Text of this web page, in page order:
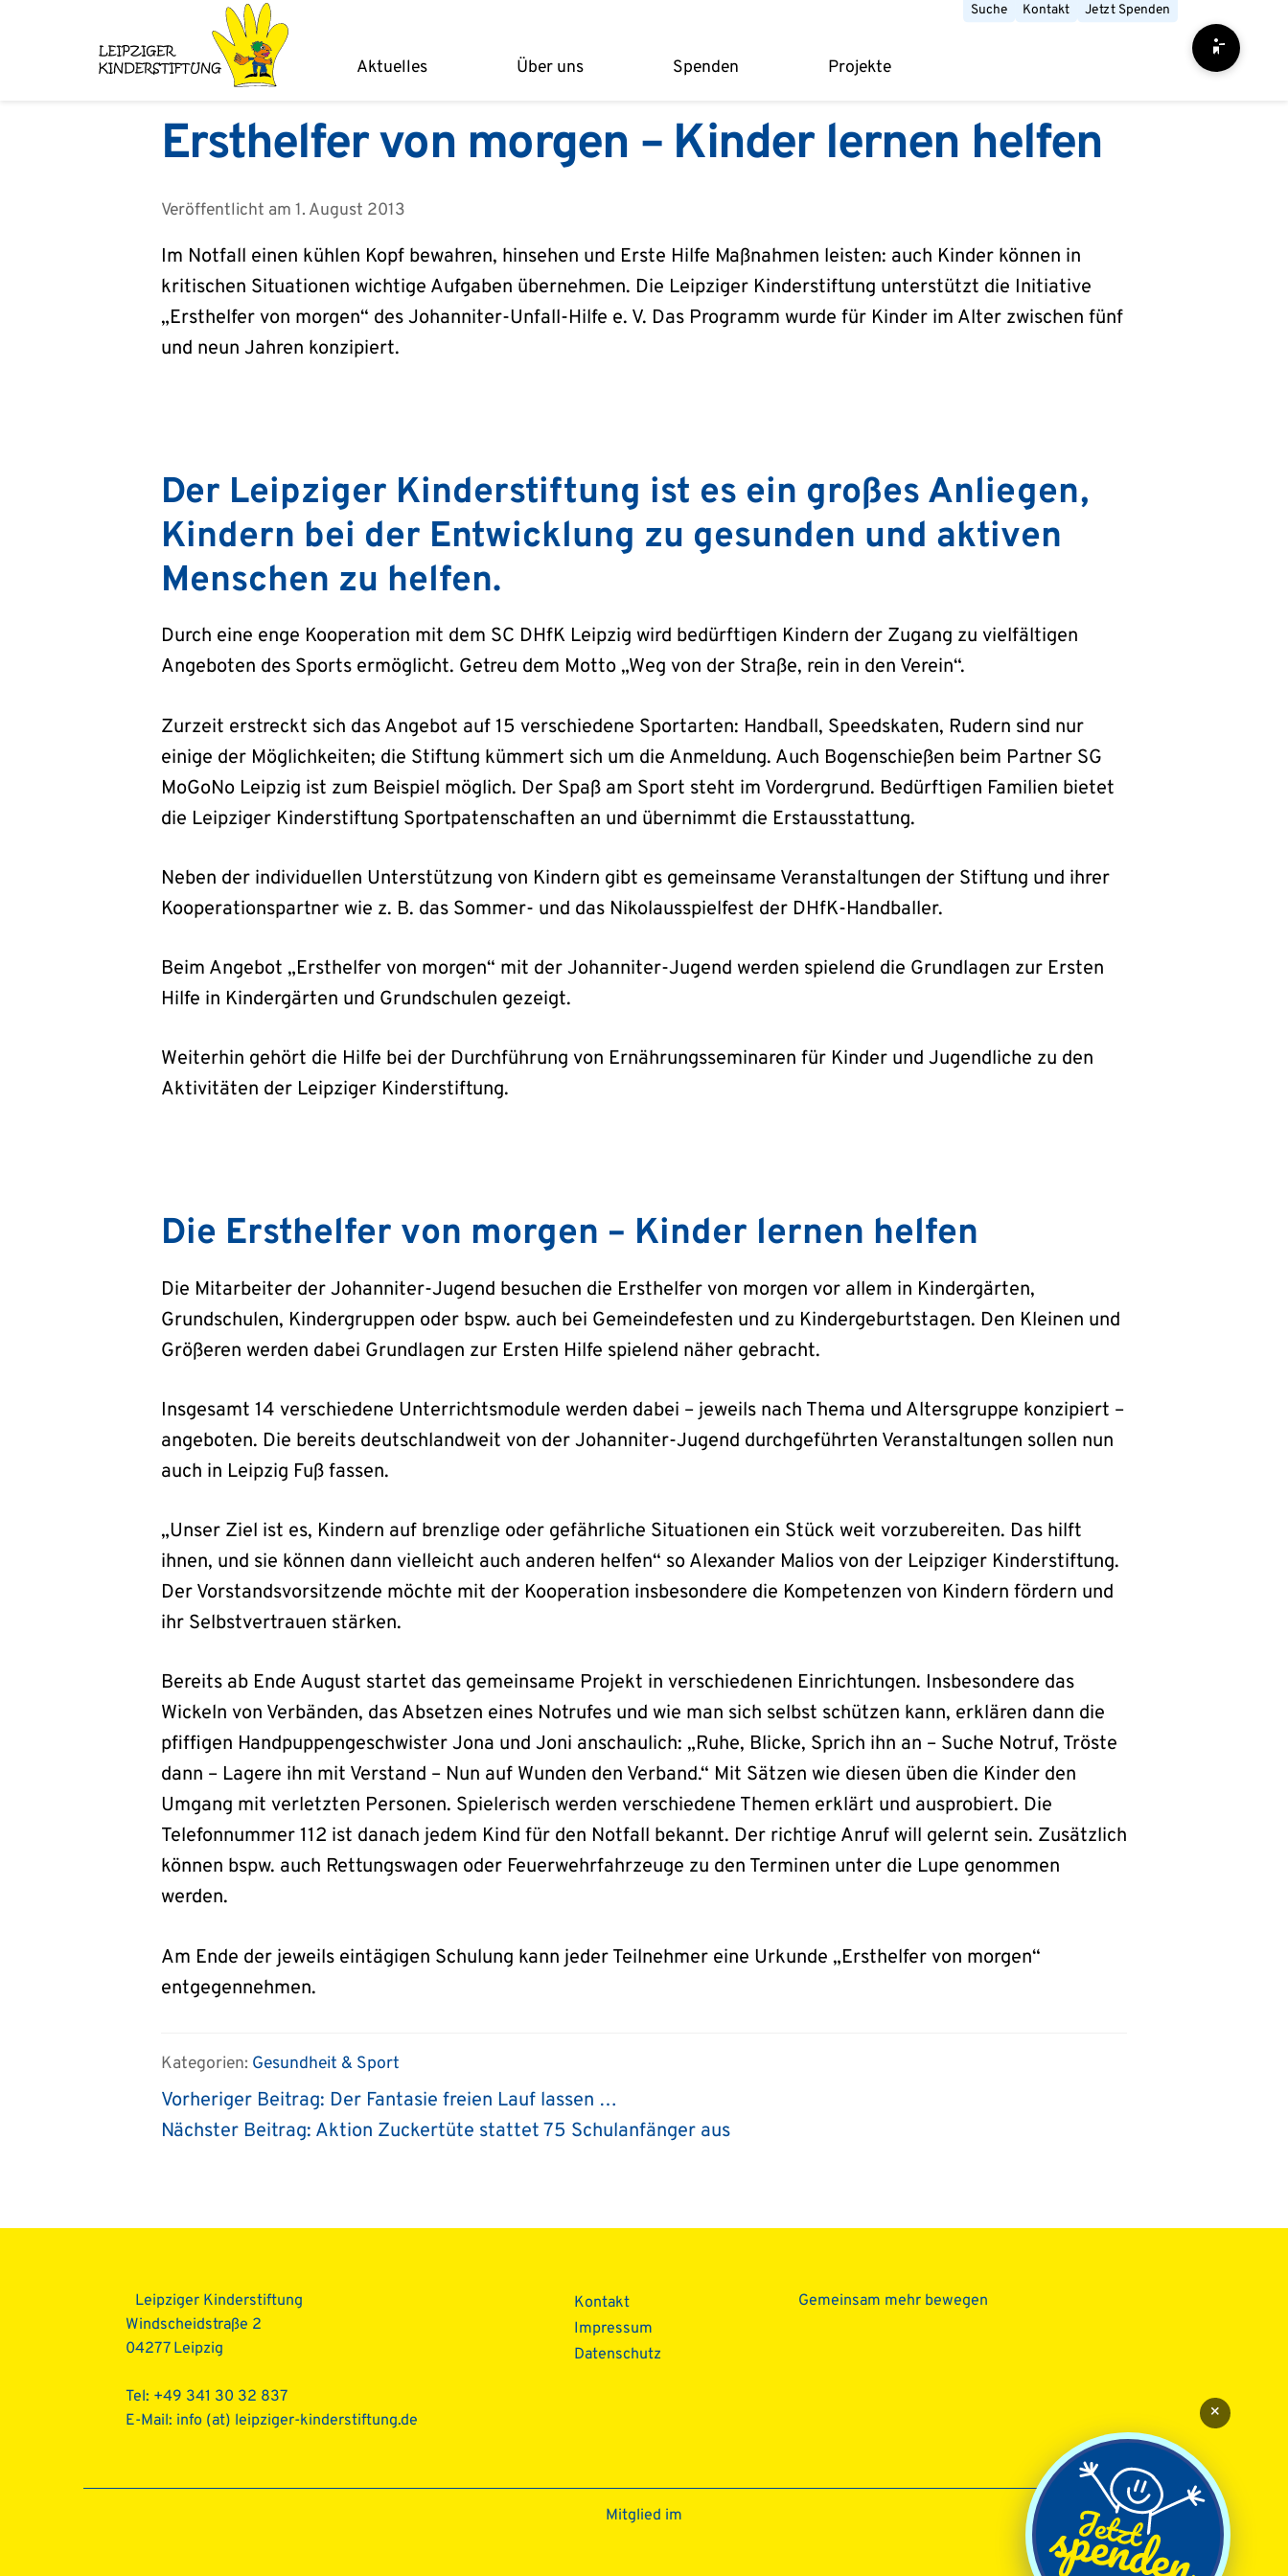
Suche Kontakt Jetzt Spenden
Aktuelles Über uns Spenden Projekte
Ersthelfer von morgen – Kinder lernen helfen
Veröffentlicht am 1. August 2013
Im Notfall einen kühlen Kopf bewahren, hinsehen und Erste Hilfe Maßnahmen leisten: auch Kinder können in
kritischen Situationen wichtige Aufgaben übernehmen. Die Leipziger Kinderstiftung unterstützt die Initiative
„Ersthelfer von morgen“ des Johanniter-Unfall-Hilfe e. V. Das Programm wurde für Kinder im Alter zwischen fünf
und neun Jahren konzipiert.
Der Leipziger Kinderstiftung ist es ein großes Anliegen,
Kindern bei der Entwicklung zu gesunden und aktiven
Menschen zu helfen.
Durch eine enge Kooperation mit dem SC DHfK Leipzig wird bedürftigen Kindern der Zugang zu vielfältigen
Angeboten des Sports ermöglicht. Getreu dem Motto „Weg von der Straße, rein in den Verein“.
Zurzeit erstreckt sich das Angebot auf 15 verschiedene Sportarten: Handball, Speedskaten, Rudern sind nur
einige der Möglichkeiten; die Stiftung kümmert sich um die Anmeldung. Auch Bogenschießen beim Partner SG
MoGoNo Leipzig ist zum Beispiel möglich. Der Spaß am Sport steht im Vordergrund. Bedürftigen Familien bietet
die Leipziger Kinderstiftung Sportpatenschaften an und übernimmt die Erstausstattung.
Neben der individuellen Unterstützung von Kindern gibt es gemeinsame Veranstaltungen der Stiftung und ihrer
Kooperationspartner wie z. B. das Sommer- und das Nikolausspielfest der DHfK-Handballer.
Beim Angebot „Ersthelfer von morgen“ mit der Johanniter-Jugend werden spielend die Grundlagen zur Ersten
Hilfe in Kindergärten und Grundschulen gezeigt.
Weiterhin gehört die Hilfe bei der Durchführung von Ernährungsseminaren für Kinder und Jugendliche zu den
Aktivitäten der Leipziger Kinderstiftung.
Die Ersthelfer von morgen – Kinder lernen helfen
Die Mitarbeiter der Johanniter-Jugend besuchen die Ersthelfer von morgen vor allem in Kindergärten,
Grundschulen, Kindergruppen oder bspw. auch bei Gemeindefesten und zu Kindergeburtstagen. Den Kleinen und
Größeren werden dabei Grundlagen zur Ersten Hilfe spielend näher gebracht.
Insgesamt 14 verschiedene Unterrichtsmodule werden dabei – jeweils nach Thema und Altersgruppe konzipiert –
angeboten. Die bereits deutschlandweit von der Johanniter-Jugend durchgeführten Veranstaltungen sollen nun
auch in Leipzig Fuß fassen.
„Unser Ziel ist es, Kindern auf brenzlige oder gefährliche Situationen ein Stück weit vorzubereiten. Das hilft
ihnen, und sie können dann vielleicht auch anderen helfen“ so Alexander Malios von der Leipziger Kinderstiftung.
Der Vorstandsvorsitzende möchte mit der Kooperation insbesondere die Kompetenzen von Kindern fördern und
ihr Selbstvertrauen stärken.
Bereits ab Ende August startet das gemeinsame Projekt in verschiedenen Einrichtungen. Insbesondere das
Wickeln von Verbänden, das Absetzen eines Notrufes und wie man sich selbst schützen kann, erklären dann die
pfiffigen Handpuppengeschwister Jona und Joni anschaulich: „Ruhe, Blicke, Sprich ihn an – Suche Notruf, Tröste
dann – Lagere ihn mit Verstand – Nun auf Wunden den Verband.“ Mit Sätzen wie diesen üben die Kinder den
Umgang mit verletzten Personen. Spielerisch werden verschiedene Themen erklärt und ausprobiert. Die
Telefonnummer 112 ist danach jedem Kind für den Notfall bekannt. Der richtige Anruf will gelernt sein. Zusätzlich
können bspw. auch Rettungswagen oder Feuerwehrfahrzeuge zu den Terminen unter die Lupe genommen
werden.
Am Ende der jeweils eintägigen Schulung kann jeder Teilnehmer eine Urkunde „Ersthelfer von morgen“
entgegennehmen.
Kategorien: Gesundheit & Sport
Vorheriger Beitrag: Der Fantasie freien Lauf lassen …
Nächster Beitrag: Aktion Zuckertüte stattet 75 Schulanfänger aus
Leipziger Kinderstiftung
Windscheidstraße 2
04277 Leipzig
Tel: +49 341 30 32 837
E-Mail: info (at) leipziger-kinderstiftung.de
Kontakt
Impressum
Datenschutz­
Gemeinsam mehr bewegen
Mitglied im
×